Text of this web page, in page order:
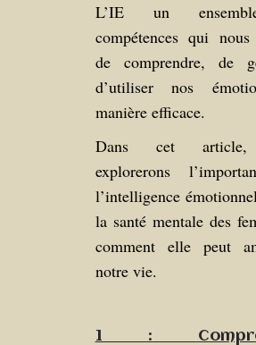
L’IE un
compétences qui
de comprendre, de
d’utiliser nos
manière efficace.
Dans cet
explorerons
l’intelligence
la santé mentale des
comment elle peut
notre vie.
1 :